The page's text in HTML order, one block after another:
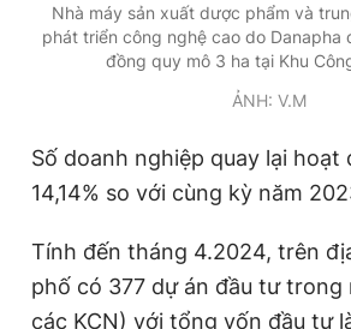
Giấy phép xuất bản số 110/GP - BTTTT
© 2003-2026 Bản quyền thuộc về Báo
chép dưới mọi hình thức nếu không có sự
bản. Phát triển bởi ePi Technologies, JSC.
Nhà máy sản xuất dược phẩm và
phát triển công nghệ cao do Danapha
đồng quy mô 3 ha tại Khu
ẢNH: V.M
Số doanh nghiệp quay lại hoạt
14,14% so với cùng kỳ năm
Tính đến tháng 4.2024, trên
phố có 377 dự án đầu tư trong
các KCN) với tổng vốn đầu tư